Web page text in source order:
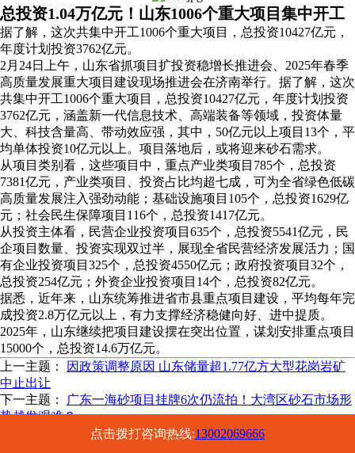
总投资1.04万亿元！山东1006个重大项目集中开工
据了解，这次共集中开工1006个重大项目，总投资10427亿元，
年度计划投资3762亿元。
2月24日上午，山东省抓项目扩投资稳增长推进会、2025年春季
高质量发展重大项目建设现场推进会在济南举行。据了解，这次
共集中开工1006个重大项目，总投资10427亿元，年度计划投资
3762亿元，涵盖新一代信息技术、高端装备等领域，投资体量
大、科技含量高、带动效应强，其中，50亿元以上项目13个，平
均单体投资10亿元以上。项目落地后，或将迎来砂石需求。
从项目类别看，这些项目中，重点产业类项目785个，总投资
7381亿元，产业类项目、投资占比均超七成，可为全省绿色低碳
高质量发展注入强劲动能；基础设施项目105个，总投资1629亿
元；社会民生保障项目116个，总投资1417亿元。
从投资主体看，民营企业投资项目635个，总投资5541亿元，民
企项目数量、投资实现双过半，展现全省民营经济发展活力；国
有企业投资项目325个，总投资4550亿元；政府投资项目32个，
总投资254亿元；外资企业投资项目14个，总投资82亿元。
据悉，近年来，山东统筹推进省市县重点项目建设，平均每年完
成投资2.8万亿元以上，有力支撑经济稳健向好、进中提质。
2025年，山东继续把项目建设摆在突出位置，谋划安排重点项目
15000个，总投资14.6万亿元。
上一主题：
因政策调整原因 山东储量超1.77亿方大型花岗岩矿
中止出让
下一主题：
广东一海砂项目挂牌6次仍流拍！大湾区砂石市场形
势越发艰难？
点击拨打咨询热线:13002069666